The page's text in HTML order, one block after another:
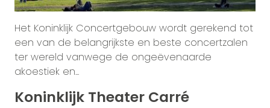
Het Koninklijk Concertgebouw wordt gerekend tot
een van de belangrijkste en beste concertzalen
ter wereld vanwege de ongeëvenaarde
akoestiek en...
Koninklijk Theater Carré